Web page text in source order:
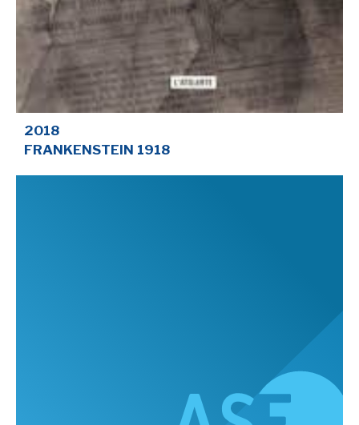
2018
FRANKENSTEIN 1918